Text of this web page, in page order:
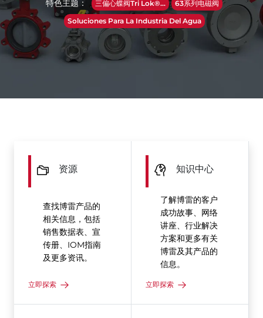
特色主题： 三偏心蝶阀Tri Lok®...
63系列电磁阀
Soluciones Para La Industria Del Agua
资源
查找博雷产品的
相关信息，包括
销售数据表、宣
传册、IOM指南
及更多资讯。
立即探索
知识中心
了解博雷的客户
成功故事、网络
讲座、行业解决
方案和更多有关
博雷及其产品的
信息。
立即探索